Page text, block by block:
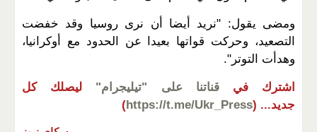
ومضى يقول: "نريد أيضا أن نرى روسيا وقد خفضت
التصعيد، وحركت قواتها بعيدا عن الحدود مع أوكرانيا،
وهدأت التوتر".
اشترك في قناتنا على "تيليجرام"
ليصلك كل
جديد... (
https://t.me/Ukr_Press
)